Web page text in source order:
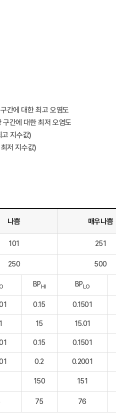
간에 대한 최고 오염도
간에 대한 최저 오염도
지수값)
저 지수값)
나쁨 매우나쁨
101 251
250 500
BPHI BPLO
0.15 0.1501
15 15.01
0.15 0.1501
0.2 0.2001
150 151
75 76